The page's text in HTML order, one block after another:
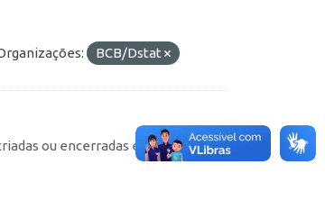
BCB/Dstat
ou encerradas em cada